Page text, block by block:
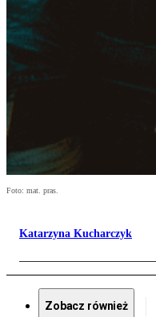
Foto: mat. pras.
Katarzyna Kucharczyk
Zobacz również